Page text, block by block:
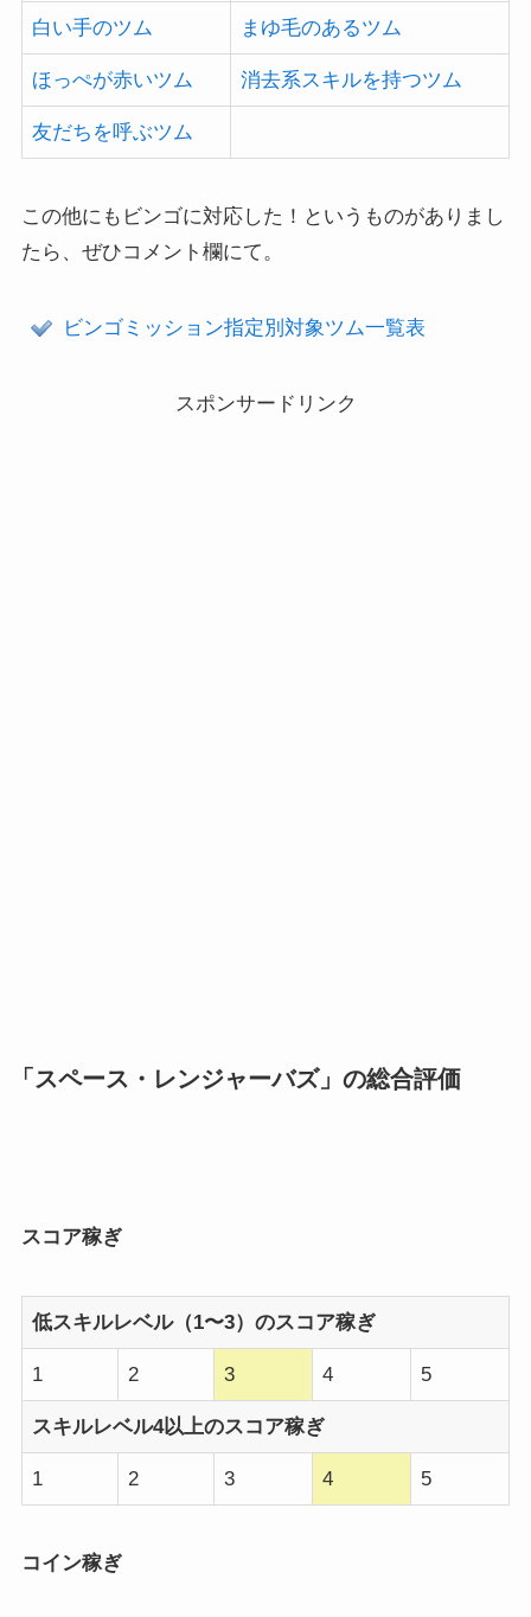
白い手のツム まゆ毛のあるツム
ほっぺが赤いツム 消去系スキルを持つツム
友だちを呼ぶツム
この他にもビンゴに対応した！というものがありまし
たら、ぜひコメント欄にて。
ビンゴミッション指定別対象ツム一覧表
スポンサードリンク
「スペース・レンジャーバズ」の総合評価
スコア稼ぎ
低スキルレベル（1〜3）のスコア稼ぎ
1 2 3 4 5
スキルレベル4以上のスコア稼ぎ
1 2 3 4 5
コイン稼ぎ